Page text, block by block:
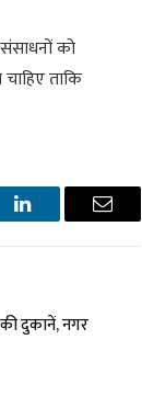
को
ताकि
LinkedIn Email
दुकानें, नगर